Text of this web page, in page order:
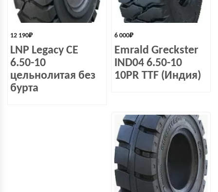
12 190₽
LNP Legacy СЕ
6.50-10
цельнолитая без
бурта
6 000₽
Emrald Greckster
IND04 6.50-10
10PR TTF (Индия)